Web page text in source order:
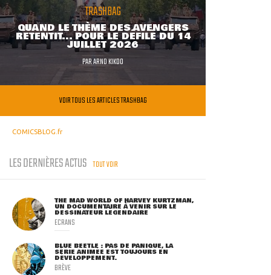
TRASHBAG
QUAND LE THÈME DES AVENGERS
RETENTIT... POUR LE DÉFILÉ DU 14
JUILLET 2026
PARARNO KIKOO
VOIR TOUS LES ARTICLES TRASHBAG
COMICSBLOG.fr
LES DERNIÈRES ACTUS TOUT VOIR
THE MAD WORLD OF HARVEY KURTZMAN,
UN DOCUMENTAIRE À VENIR SUR LE
DESSINATEUR LÉGENDAIRE
ECRANS
BLUE BEETLE : PAS DE PANIQUE, LA
SÉRIE ANIMÉE EST TOUJOURS EN
DÉVELOPPEMENT.
BRÈVE